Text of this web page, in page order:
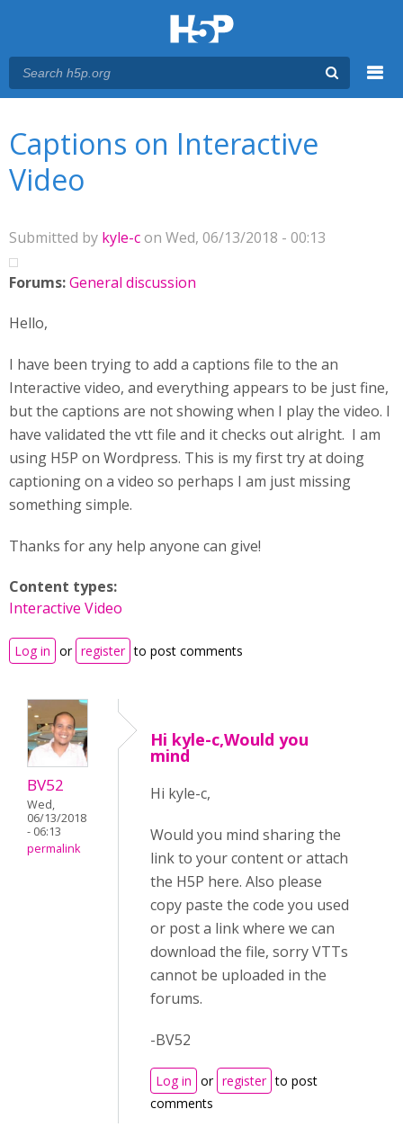
Captions on Interactive
Video
Submitted by kyle-con Wed, 06/13/2018 - 00:13
Forums:General discussion
Hello,
I have been trying to add a captions file to the an
Interactive video, and everything appears to be just fine,
but the captions are not showing when I play the video. I
have validated the vtt file and it checks out alright. I am
using H5P on Wordpress. This is my first try at doing
captioning on a video so perhaps I am just missing
something simple.
Thanks for any help anyone can give!
Content types:
Interactive Video
Log in or register to post comments
BV52
Wed,
06/13/2018
- 06:13
permalink
Hi kyle-c,Would you
mind
Hi kyle-c,
Would you mind sharing the
link to your content or attach
the H5P here. Also please
copy paste the code you used
or post a link where we can
download the file, sorry VTTs
cannot be uploaded in the
forums.
-BV52
Log in or register to post
comments